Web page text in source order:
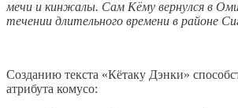
мечи и кинжалы. Сам Кёму вернулся в
течении длительного времени в районе
Созданию текста «Кётаку Дэнки»
атрибута комусо: